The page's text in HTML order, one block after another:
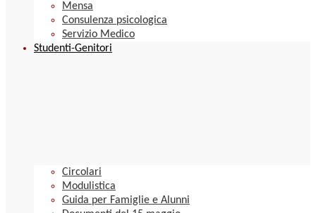
Mensa
Consulenza psicologica
Servizio Medico
Studenti-Genitori
Circolari
Modulistica
Guida per Famiglie e Alunni